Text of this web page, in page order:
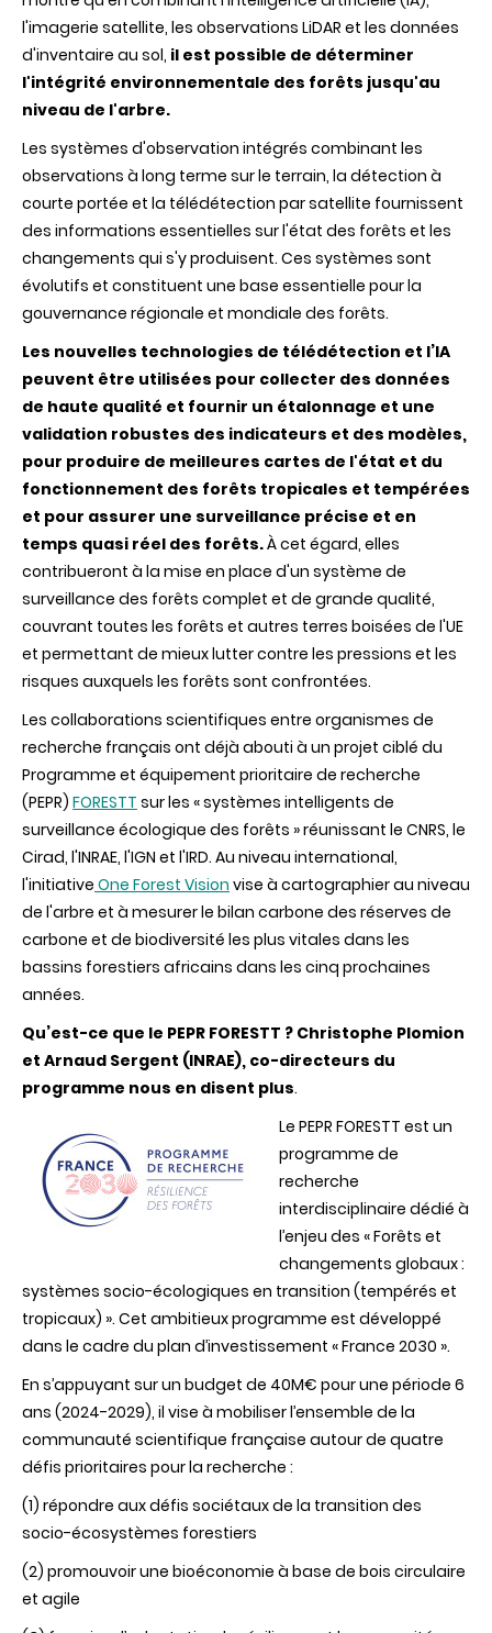
l'imagerie satellite, les observations LiDAR et les données
d'inventaire au sol, il est possible de déterminer
l'intégrité environnementale des forêts jusqu'au
niveau de l'arbre.
Les systèmes d'observation intégrés combinant les
observations à long terme sur le terrain, la détection à
courte portée et la télédétection par satellite fournissent
des informations essentielles sur l'état des forêts et les
changements qui s'y produisent. Ces systèmes sont
évolutifs et constituent une base essentielle pour la
gouvernance régionale et mondiale des forêts.
Les nouvelles technologies de télédétection et l’IA
peuvent être utilisées pour collecter des données
de haute qualité et fournir un étalonnage et une
validation robustes des indicateurs et des modèles,
pour produire de meilleures cartes de l'état et du
fonctionnement des forêts tropicales et tempérées
et pour assurer une surveillance précise et en
temps quasi réel des forêts.À cet égard, elles
contribueront à la mise en place d'un système de
surveillance des forêts complet et de grande qualité,
couvrant toutes les forêts et autres terres boisées de l'UE
et permettant de mieux lutter contre les pressions et les
risques auxquels les forêts sont confrontées.
Les collaborations scientifiques entre organismes de
recherche français ont déjà abouti à un projet ciblé du
Programme et équipement prioritaire de recherche
(PEPR) FORESTT sur les « systèmes intelligents de
surveillance écologique des forêts » réunissant le CNRS, le
Cirad, l'INRAE, l'IGN et l'IRD. Au niveau international,
l'initiative One Forest Vision vise à cartographier au niveau
de l'arbre et à mesurer le bilan carbone des réserves de
carbone et de biodiversité les plus vitales dans les
bassins forestiers africains dans les cinq prochaines
années.
Qu’est-ce que le PEPR FORESTT ? Christophe Plomion
et Arnaud Sergent (INRAE), co-directeurs du
programme nous en disent plus.
Le PEPR FORESTT est un
programme de
recherche
interdisciplinaire dédié à
l’enjeu des « Forêts et
changements globaux :
systèmes socio-écologiques en transition (tempérés et
tropicaux) ». Cet ambitieux programme est développé
dans le cadre du plan d’investissement « France 2030 ».
En s’appuyant sur un budget de 40M€ pour une période 6
ans (2024-2029), il vise à mobiliser l’ensemble de la
communauté scientifique française autour de quatre
défis prioritaires pour la recherche :
(1) répondre aux défis sociétaux de la transition des
socio-écosystèmes forestiers
(2) promouvoir une bioéconomie à base de bois circulaire
et agile